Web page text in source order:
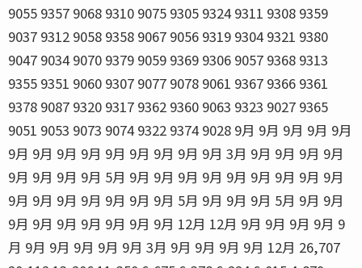
9055 9357 9068 9310 9075 9305 9324 9311 9308 9359
9037 9312 9058 9358 9067 9056 9319 9304 9321 9380
9047 9034 9070 9379 9059 9369 9306 9057 9368 9313
9355 9351 9060 9307 9077 9078 9061 9367 9366 9361
9378 9087 9320 9317 9362 9360 9063 9323 9027 9365
9051 9053 9073 9074 9322 9374 9028 9月 9月 9月 9月 9月
9月 9月 9月 9月 9月 9月 9月 9月 9月 3月 9月 9月 9月 9月
9月 9月 9月 9月 5月 9月 9月 9月 9月 9月 9月 9月 9月 9月
9月 9月 9月 9月 9月 9月 9月 5月 9月 9月 9月 5月 9月 9月
9月 9月 9月 9月 9月 9月 9月 12月 12月 9月 9月 9月 9月 9
月 9月 9月 9月 9月 9月 3月 9月 9月 9月 9月 12月 26,707